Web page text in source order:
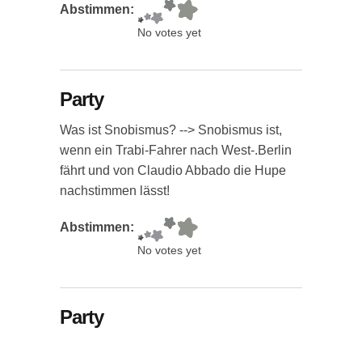
Abstimmen:
No votes yet
Party
Was ist Snobismus? --> Snobismus ist,
wenn ein Trabi-Fahrer nach West-.Berlin
fährt und von Claudio Abbado die Hupe
nachstimmen lässt!
Abstimmen:
No votes yet
Party